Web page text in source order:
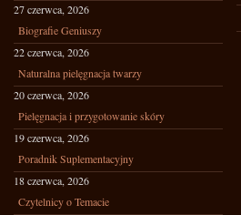
27 czerwca, 2026
Biografie Geniuszy
22 czerwca, 2026
Naturalna pielęgnacja twarzy
20 czerwca, 2026
Pielęgnacja i przygotowanie skóry
19 czerwca, 2026
Poradnik Suplementacyjny
18 czerwca, 2026
Czytelnicy o Temacie